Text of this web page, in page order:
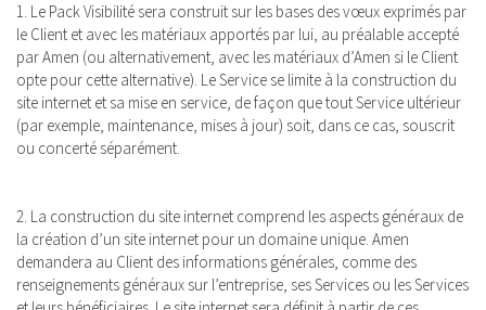
1. Le Pack Visibilité sera construit sur les bases des vœux exprimés par
le Client et avec les matériaux apportés par lui, au préalable accepté
par Amen (ou alternativement, avec les matériaux d’Amen si le Client
opte pour cette alternative). Le Service se limite à la construction du
site internet et sa mise en service, de façon que tout Service ultérieur
(par exemple, maintenance, mises à jour) soit, dans ce cas, souscrit
ou concerté séparément.
2. La construction du site internet comprend les aspects généraux de
la création d’un site internet pour un domaine unique. Amen
demandera au Client des informations générales, comme des
renseignements généraux sur l’entreprise, ses Services ou les Services